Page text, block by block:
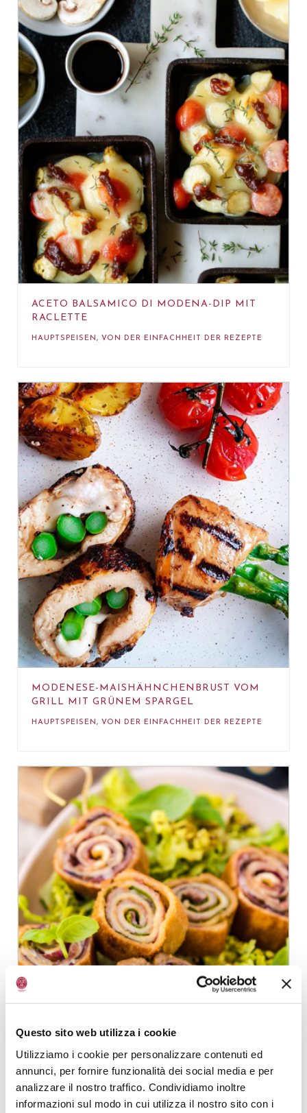
Questo sito web utilizza i cookie
Utilizziamo i cookie per personalizzare contenuti ed
annunci, per fornire funzionalità dei social media e per
analizzare il nostro traffico. Condividiamo inoltre
informazioni sul modo in cui utilizza il nostro sito con i
ACETO BALSAMICO DI MODENA-DIP MIT
RACLETTE
HAUPTSPEISEN, VON DER EINFACHHEIT DER REZEPTE
MODENESE-MAISHÄHNCHENBRUST VOM
GRILL MIT GRÜNEM SPARGEL
HAUPTSPEISEN, VON DER EINFACHHEIT DER REZEPTE
GEBACKENE TRAMEZZINI GEFÜLLT MIT
ACETO BALSAMICO DI MODENA G. G. A.
MAYONNAISE